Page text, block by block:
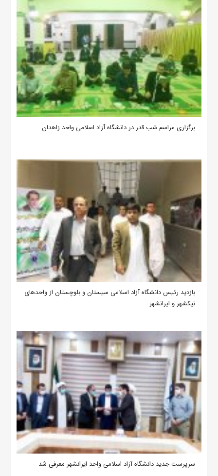
برگزاری مراسم شب قدر در دانشگاه آزاد اسلامی واحد زاهدان
بازدید رئیس دانشگاه آزاد اسلامی سیستان و بلوچستان از واحدهای
نیکشهر و ایرانشهر
سرپرست جدید دانشگاه آزاد اسلامی واحد ایرانشهر معرفی شد